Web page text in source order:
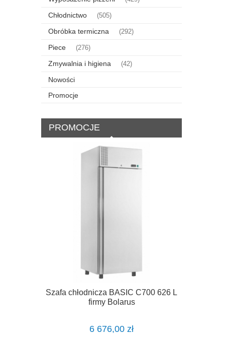
Chłodnictwo (505)
Obróbka termiczna (292)
Piece (276)
Zmywalnia i higiena (42)
Nowości
Promocje
PROMOCJE
Szafa chłodnicza BASIC C700 626 L
firmy Bolarus
6 676,00 zł